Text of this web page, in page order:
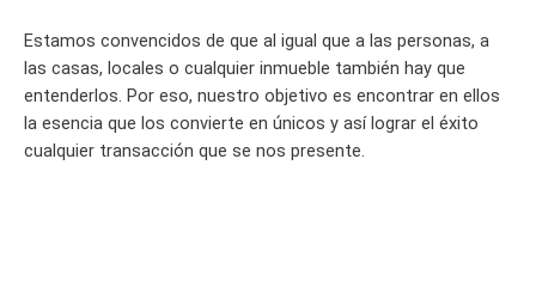
Estamos convencidos de que al igual que a las personas, a
las casas, locales o cualquier inmueble también hay que
entenderlos. Por eso, nuestro objetivo es encontrar en ellos
la esencia que los convierte en únicos y así lograr el éxito
cualquier transacción que se nos presente.